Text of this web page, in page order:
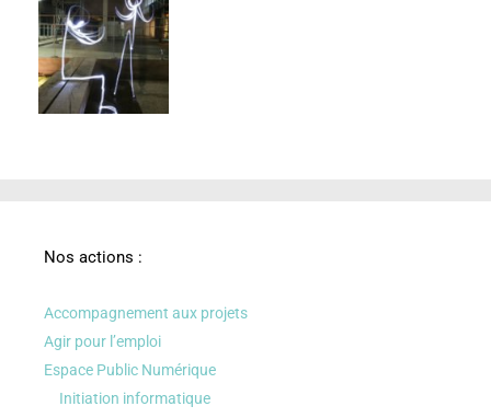
Nos actions :
Accompagnement aux projets
Agir pour l’emploi
Espace Public Numérique
Initiation informatique